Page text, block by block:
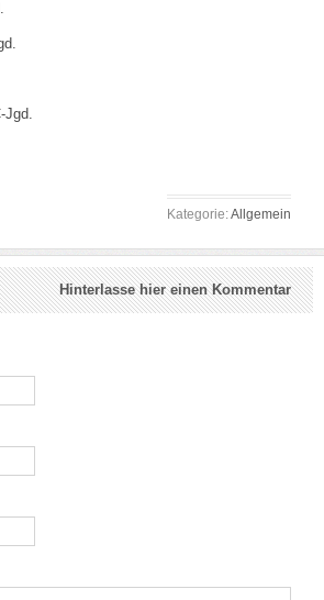
Jgd.
Kategorie:Allgemein
Hinterlasse hier einen Kommentar